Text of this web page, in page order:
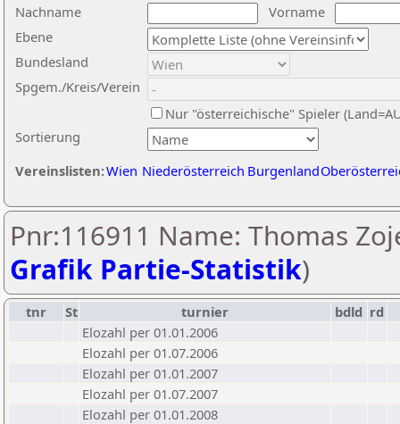
Nachname
Vorname
Ebene
Sortierung
Bundesland
Spgem./Kreis/Verein
Nur "österreichische" Spieler
Vereinslisten:Wien Niederösterreich Burgenland
Pnr:116911 Name: Thomas
Grafik Partie-Statistik)
tnr St turnier bdld rd
Elozahl per 01.01.2006
Elozahl per 01.07.2006
Elozahl per 01.01.2007
Elozahl per 01.07.2007
Elozahl per 01.01.2008